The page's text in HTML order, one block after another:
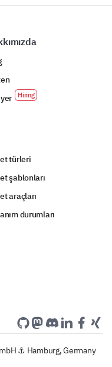
türleri
şablonları
araçları
durumları
⚓ Hamburg, Germany